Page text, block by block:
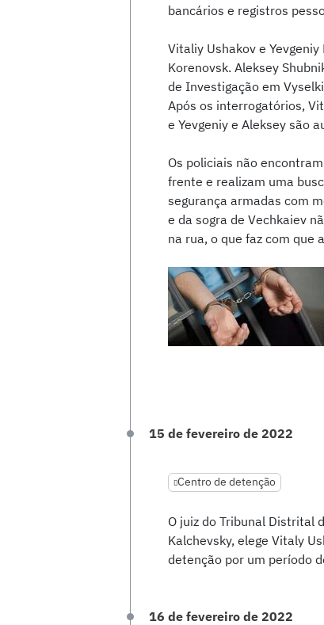
bancários e registros
Vitaliy Ushakov e
Korenovsk. Aleksey
de Investigação em
Após os interrogatórios,
e Yevgeniy e Aleksey são
Os policiais não
frente e realizam uma
segurança armadas com
e da sogra de Vechkaiev
na rua, o que faz com que
15 de fevereiro de 2022
Centro de detenção
O juiz do Tribunal Distrital
Kalchevsky, elege Vitaly
detenção por um período
16 de fevereiro de 2022